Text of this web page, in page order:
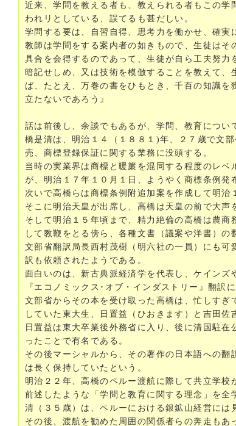
近来、学問を教える者も、教えられる者もこの
われリとしている、誤てるも甚だしい。
学問する要は、自習自得、思考力を働かせ、確実
教師は学問をする案内者の如きもので、生徒は
具合を会得するのであって、生徒が自ら工夫努
暗記せしめ、又は技術を模倣することを教えて
ば、たとえ、万巻の書をひもとき、千百の知識
立たないであろう』
話は前後し、余談でもあるが、学問、教育につ
橋是清は、明治１４（１８８１)年、２７歳で文
売、商標登録保証に関する業務に没頭する。
当時の実業界は商標と暖簾を混同する程度のレ
が、明治１７年１０月１日、ようやく商標条例発
次いで高橋らは商標条例附追加案を作成して明治
そこに明治天皇が出席し、高橋は天皇の前で大声
そして明治１５年頃まで、精力絶倫の高橋は農
して教鞭をとる傍ら、各種文書（議案や洋書）の
文部省翻訳局長西村茂樹（明六社の一員）にも
訳も依頼されたようである。
面白いのは、新古典派経済学を代表し、ケイン
『エコノミックス･オブ・インダストリー』翻訳
文部省からその本を受け取った高橋は、忙しす
していた東大生、日置益（ひおきます）と吉田佐
日置益は東大卒業後外務省に入り、後に清国駐
ったことで有名である。
その後マーシャルから、その著作の日本語への
は長く保持していたという。
明治２２年、高橋のペルー渡航に際して共立学校
前述したような「学問と教育に関する理念」を
清（３５歳）は、ペルーにおける銀鉱山経営には
その後、渡航を勧めた周囲の関係者らの奔走も